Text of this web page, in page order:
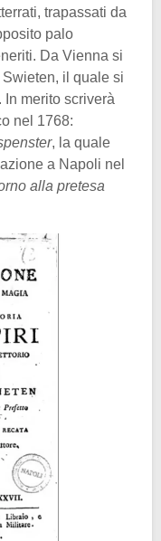
trapassati da
palo
Da Vienna si
il quale si
In merito scriverà
nel 1768:
, la quale
a Napoli nel
alla pretesa